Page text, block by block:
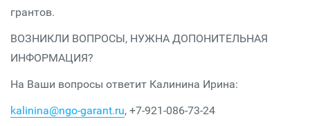
грантов.
ВОЗНИКЛИ ВОПРОСЫ, НУЖНА ДОПОНИТЕЛЬНАЯ
ИНФОРМАЦИЯ?
На Ваши вопросы ответит Калинина Ирина:
kalinina@ngo-garant.ru, +7-921-086-73-24